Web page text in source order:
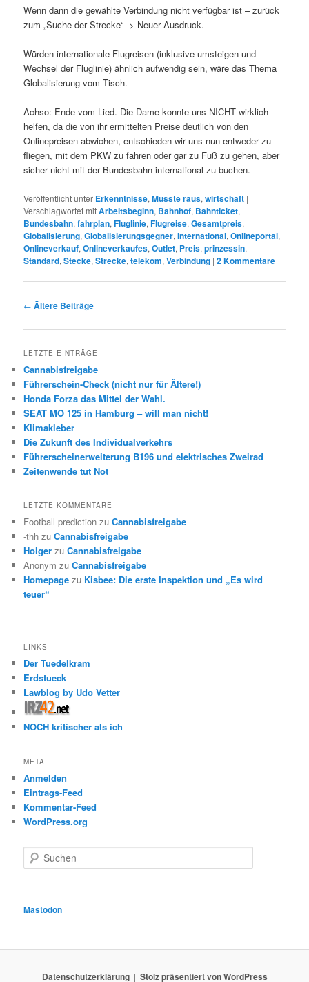
Wenn dann die gewählte Verbindung nicht verfügbar ist – zurück
zum „Suche der Strecke“ -> Neuer Ausdruck.
Würden internationale Flugreisen (inklusive umsteigen und
Wechsel der Fluglinie) ähnlich aufwendig sein, wäre das Thema
Globalisierung vom Tisch.
Achso: Ende vom Lied. Die Dame konnte uns NICHT wirklich
helfen, da die von ihr ermittelten Preise deutlich von den
Onlinepreisen abwichen, entschieden wir uns nun entweder zu
fliegen, mit dem PKW zu fahren oder gar zu Fuß zu gehen, aber
sicher nicht mit der Bundesbahn international zu buchen.
Veröffentlicht unter Erkenntnisse,Musste raus,wirtschaft |
Verschlagwortet mitArbeitsbeginn, Bahnhof, Bahnticket,
Bundesbahn,fahrplan,Fluglinie,Flugreise,Gesamtpreis,
Globalisierung,Globalisierungsgegner,International,Onlineportal,
Onlineverkauf,Onlineverkaufes,Outlet, Preis,prinzessin,
Standard,Stecke,Strecke,telekom,Verbindung |2Kommentare
Beitrags-
← Ältere Beiträge
LETZTE EINTRÄGE
Cannabisfreigabe
Führerschein-Check (nicht nur für Ältere!)
Honda Forza das Mittel der Wahl.
SEAT MO 125 in Hamburg – will man nicht!
Klimakleber
Die Zukunft des Individualverkehrs
Führerscheinerweiterung B196 und elektrisches Zweirad
Zeitenwende tut Not
LETZTE KOMMENTARE
Football prediction zuCannabisfreigabe
-thh zuCannabisfreigabe
Holger zuCannabisfreigabe
Anonym zuCannabisfreigabe
Homepage zu Kisbee: Die erste Inspektion und „Es wird
teuer“
LINKS
Der Tuedelkram
Erdstueck
Lawblog by Udo Vetter
NOCH kritischer als ich
META
Anmelden
Eintrags-Feed
Kommentar-Feed
WordPress.org
u
e
Mastodon
Datenschutzerklärung Stolz präsentiert von WordPress